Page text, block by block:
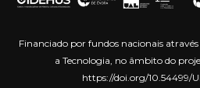
Financiado por fundos nacionais
a Tecnologia, no âmbito do
https://doi.org/10.54499/